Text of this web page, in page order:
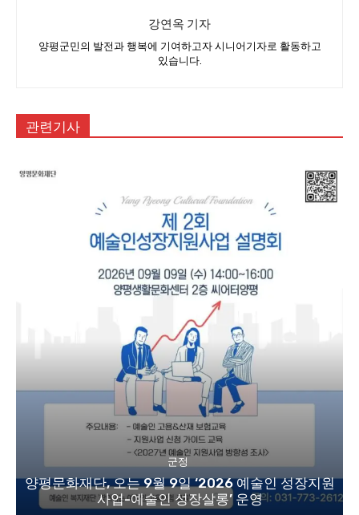
강연옥 기자
양평군민의 발전과 행복에 기여하고자 시니어기자로 활동하고
있습니다.
관련기사
군정
양평문화재단, 오는 9월 9일 ‘2026 예술인 성장지원
사업-예술인 성장살롱’ 운영